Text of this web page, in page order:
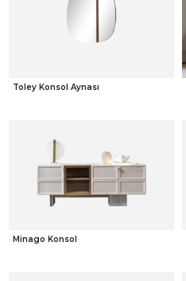
Toley Konsol Aynası
Minago Konsol